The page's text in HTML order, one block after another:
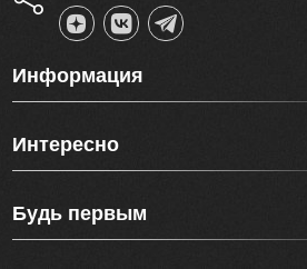
Информация
Интересно
Будь первым